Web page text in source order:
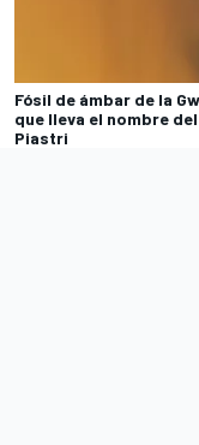
Fósil de ámbar de la
que lleva el nombre
Piastri